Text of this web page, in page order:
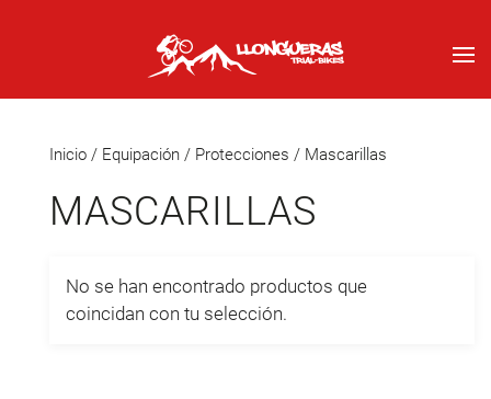
Inicio / Equipación / Protecciones / Mascarillas
MASCARILLAS
No se han encontrado productos que
coincidan con tu selección.